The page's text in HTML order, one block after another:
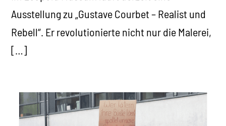
Ausstellung zu „Gustave Courbet – Realist und
Rebell“. Er revolutionierte nicht nur die Malerei,
[…]